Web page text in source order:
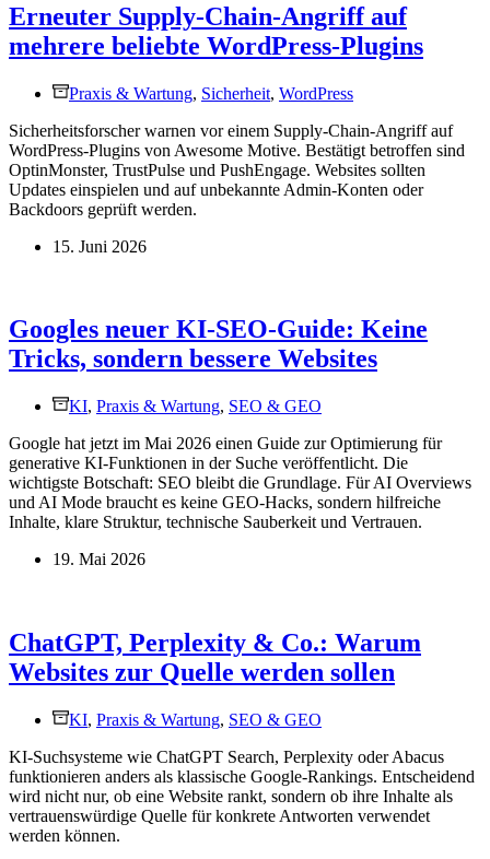
Erneuter Supply-Chain-Angriff auf
mehrere beliebte WordPress-Plugins
Praxis & Wartung, Sicherheit, WordPress
Sicherheitsforscher warnen vor einem Supply-Chain-Angriff auf
WordPress-Plugins von Awesome Motive. Bestätigt betroffen sind
OptinMonster, TrustPulse und PushEngage. Websites sollten
Updates einspielen und auf unbekannte Admin-Konten oder
Backdoors geprüft werden.
15. Juni 2026
Googles neuer KI-SEO-Guide: Keine
Tricks, sondern bessere Websites
KI, Praxis & Wartung, SEO & GEO
Google hat jetzt im Mai 2026 einen Guide zur Optimierung für
generative KI-Funktionen in der Suche veröffentlicht. Die
wichtigste Botschaft: SEO bleibt die Grundlage. Für AI Overviews
und AI Mode braucht es keine GEO-Hacks, sondern hilfreiche
Inhalte, klare Struktur, technische Sauberkeit und Vertrauen.
19. Mai 2026
ChatGPT, Perplexity & Co.: Warum
Websites zur Quelle werden sollen
KI, Praxis & Wartung, SEO & GEO
KI-Suchsysteme wie ChatGPT Search, Perplexity oder Abacus
funktionieren anders als klassische Google-Rankings. Entscheidend
wird nicht nur, ob eine Website rankt, sondern ob ihre Inhalte als
vertrauenswürdige Quelle für konkrete Antworten verwendet
werden können.